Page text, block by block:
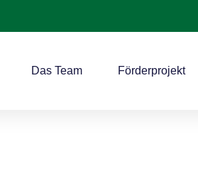
Das Team Förderprojekt